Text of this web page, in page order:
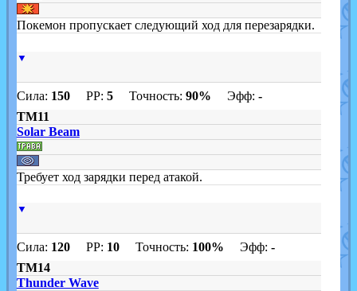
Покемон пропускает следующий ход для перезарядки.
▼
Сила: 150PP: 5Точность: 90% Эфф: -
TM11
Solar Beam
Требует ход зарядки перед атакой.
▼
Сила: 120PP: 10Точность: 100% Эфф: -
TM14
Thunder Wave